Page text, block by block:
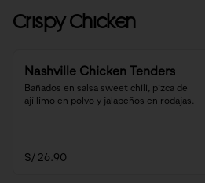
Crispy Chicken
Nashville Chicken Tenders
Bañados en salsa sweet chili, pizca de
ají limo en polvo y jalapeños en rodajas.
S/ 26.90